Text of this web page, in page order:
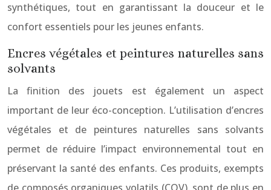
synthétiques, tout en garantissant la douceur et le
confort essentiels pour les jeunes enfants.
Encres végétales et peintures naturelles sans
solvants
La finition des jouets est également un aspect
important de leur éco-conception. L’utilisation d’encres
végétales et de peintures naturelles sans solvants
permet de réduire l’impact environnemental tout en
préservant la santé des enfants. Ces produits, exempts